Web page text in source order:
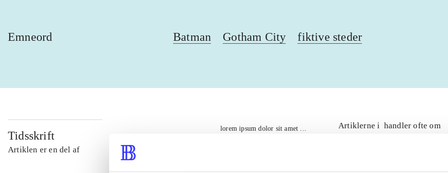
Emneord Batman Gotham City fiktive steder
Tidsskrift
Artiklen er en del af
lorem ipsum dolor sit amet ...
Artiklerne i handler ofte om